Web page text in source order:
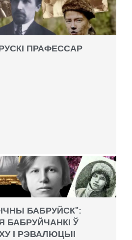
ПРАФЕССАР
БАБРУЙСК”:
БАБРУЙЧАНКІ Ў
І РЭВАЛЮЦЫІ